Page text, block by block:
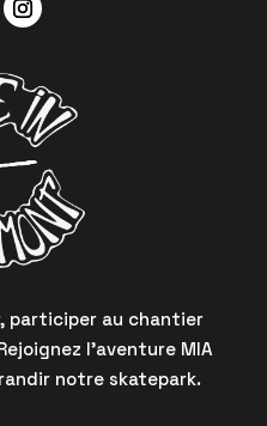
participer au chantier
l’aventure MIA
notre skatepark.